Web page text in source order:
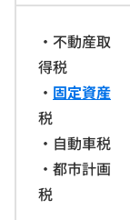
・不動産取
得税
・ 固定資産
税
・自動車税
・都市計画
税